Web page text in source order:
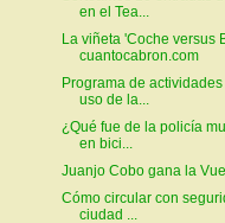
en el Tea...
La viñeta 'Coche versus
cuantocabron.com
Programa de actividades
uso de la...
¿Qué fue de la policía
en bici...
Juanjo Cobo gana la
Cómo circular con
ciudad ...